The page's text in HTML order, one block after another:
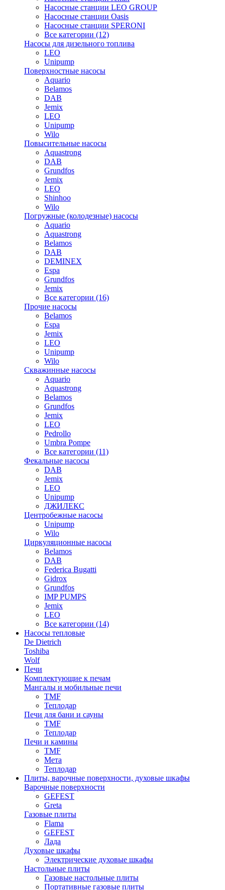
Насосные станции LEO GROUP
Насосные станции Oasis
Насосные станции SPERONI
Все категории (12)
Насосы для дизельного топлива
LEO
Unipump
Поверхностные насосы
Aquario
Belamos
DAB
Jemix
LEO
Unipump
Wilo
Повысительные насосы
Aquastrong
DAB
Grundfos
Jemix
LEO
Shinhoo
Wilo
Погружные (колодезные) насосы
Aquario
Aquastrong
Belamos
DAB
DEMINEX
Espa
Grundfos
Jemix
Все категории (16)
Прочие насосы
Belamos
Espa
Jemix
LEO
Unipump
Wilo
Скважинные насосы
Aquario
Aquastrong
Belamos
Grundfos
Jemix
LEO
Pedrollo
Umbra Pompe
Все категории (11)
Фекальные насосы
DAB
Jemix
LEO
Unipump
ДЖИЛЕКС
Центробежные насосы
Unipump
Wilo
Циркуляционные насосы
Belamos
DAB
Federica Bugatti
Gidrox
Grundfos
IMP PUMPS
Jemix
LEO
Все категории (14)
Насосы тепловые
De Dietrich
Toshiba
Wolf
Печи
Комплектующие к печам
Мангалы и мобильные печи
TMF
Теплодар
Печи для бани и сауны
TMF
Теплодар
Печи и камины
TMF
Мета
Теплодар
Плиты, варочные поверхности, духовые шкафы
Варочные поверхности
GEFEST
Greta
Газовые плиты
Flama
GEFEST
Лада
Духовые шкафы
Электрические духовые шкафы
Настольные плиты
Газовые настольные плиты
Портативные газовые плиты